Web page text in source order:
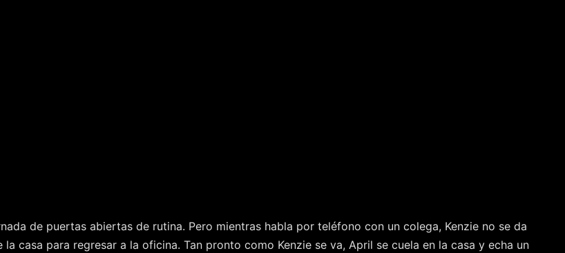
de puertas abiertas de rutina. Pero mientras habla por teléfono con un colega, Kenzie no se da
casa para regresar a la oficina. Tan pronto como Kenzie se va, April se cuela en la casa y echa un